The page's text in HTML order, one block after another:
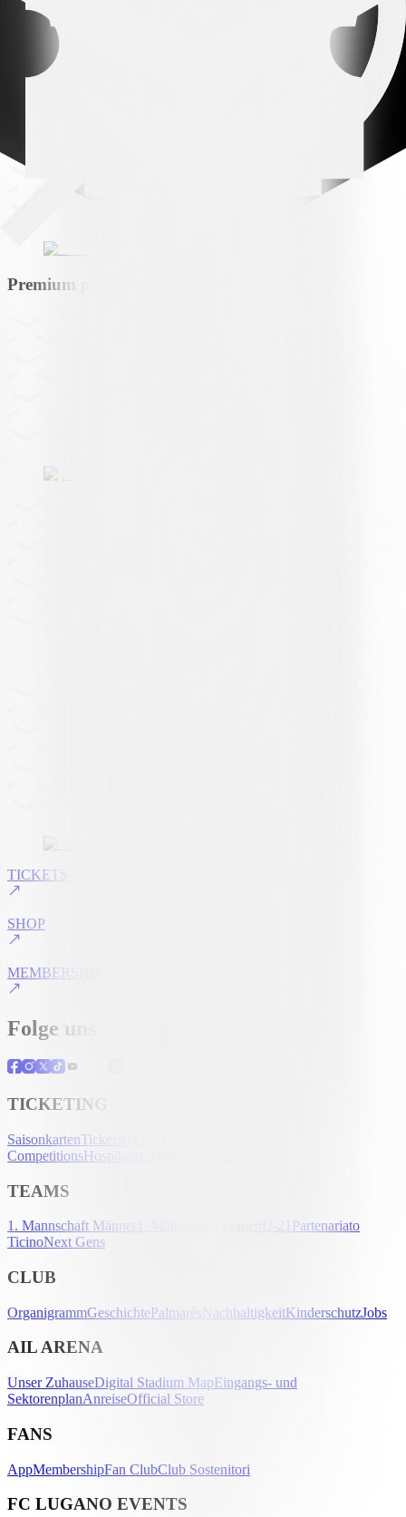
Arena partner
Premium partner
TICKETS
SHOP
MEMBERSHIP
Folge uns
TICKETING
SaisonkartenTickets
CompetitionsHospitality
TEAMS
1. Mannschaft Männer U-21 Partenariato
TicinoNext Gens
CLUB
OrganigrammGeschichtePalmarès NachhaltigkeitKinderschutzJobs
AIL ARENA
Unser ZuhauseDigital Stadium MapEingangs- und
SektorenplanAnreiseOfficial Store
FANS
AppMembershipFan ClubClub Sostenitori
FC LUGANO EVENTS